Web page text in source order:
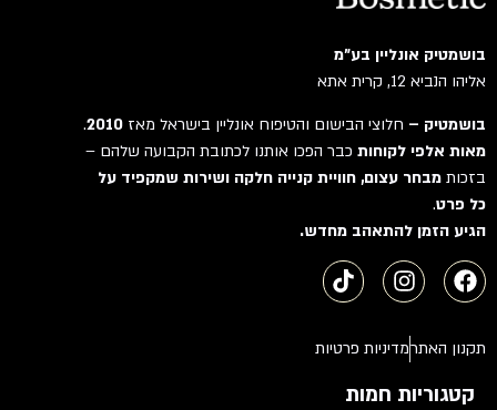
בושמטיק אונליין בע"מ
אליהו הנביא 12, קרית אתא
בושמטיק –חלוצי הבישום והטיפוח אונליין בישראל מאז2010
.
מאות אלפי לקוחותכבר הפכו אותנו לכתובת הקבועה שלהם –
בזכותמבחר עצום, חוויית קנייה חלקה ושירות שמקפיד על
כל פרט.
הגיע הזמן להתאהב מחדש.
תקנון האתרמדיניות פרטיות
קטגוריות חמות